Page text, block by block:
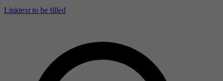
Linktext to be filled